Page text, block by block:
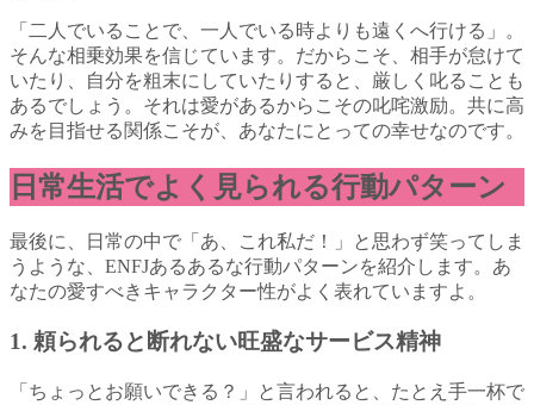
「二人でいることで、一人でいる時よりも遠くへ行ける」。
そんな相乗効果を信じています。だからこそ、相手が怠けて
いたり、自分を粗末にしていたりすると、厳しく叱ることも
あるでしょう。それは愛があるからこその叱咤激励。共に高
みを目指せる関係こそが、あなたにとっての幸せなのです。
日常生活でよく見られる行動パターン
最後に、日常の中で「あ、これ私だ！」と思わず笑ってしま
うような、ENFJあるあるな行動パターンを紹介します。あ
なたの愛すべきキャラクター性がよく表れていますよ。
1. 頼られると断れない旺盛なサービス精神
「ちょっとお願いできる？」と言われると、たとえ手一杯で